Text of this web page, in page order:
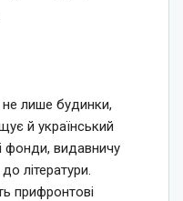
лише будинки,
й український
фонди, видавничу
літератури.
прифронтові